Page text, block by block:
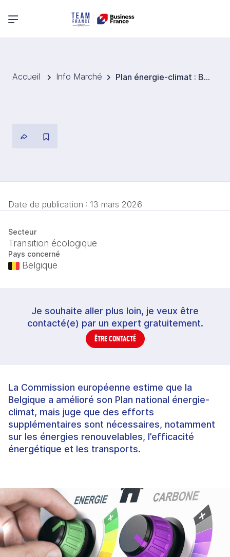
Menu principal
Accueil Info Marché Plan énergie-climat : Bruxelles salue les progrès belges mais réclame plus d’ambition sur les renouvelables
Date de publication : 13 mars 2026
Secteur
Transition écologique
Pays concerné
Belgique
Je souhaite aller plus loin, je veux être
contacté(e) par un expert gratuitement.
ÊTRE CONTACTÉ
La Commission européenne estime que la
Belgique a amélioré son Plan national énergie-
climat, mais juge que des efforts
supplémentaires sont nécessaires, notamment
sur les énergies renouvelables, l’efficacité
énergétique et les transports.